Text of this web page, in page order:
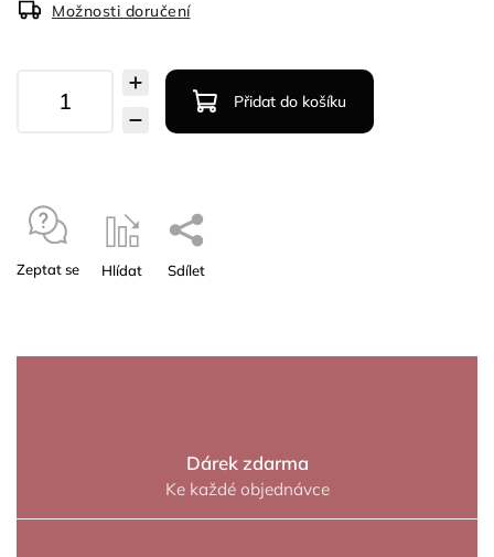
Možnosti doručení
Přidat do košíku
Zeptat se Hlídat Sdílet
Dárek zdarma
Ke každé objednávce